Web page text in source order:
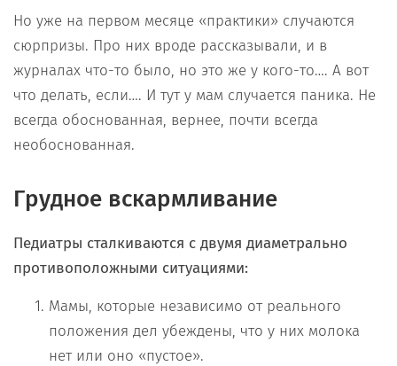
Но уже на первом месяце «практики» случаются
сюрпризы. Про них вроде рассказывали, и в
журналах что-то было, но это же у кого-то…. А вот
что делать, если…. И тут у мам случается паника. Не
всегда обоснованная, вернее, почти всегда
необоснованная.
Грудное вскармливание
Педиатры сталкиваются с двумя диаметрально
противоположными ситуациями:
Мамы, которые независимо от реального
положения дел убеждены, что у них молока
нет или оно «пустое».